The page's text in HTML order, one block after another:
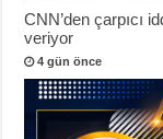
CNN’den çarpıcı
veriyor
4 gün önce